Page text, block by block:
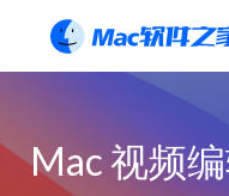
Mac 视频